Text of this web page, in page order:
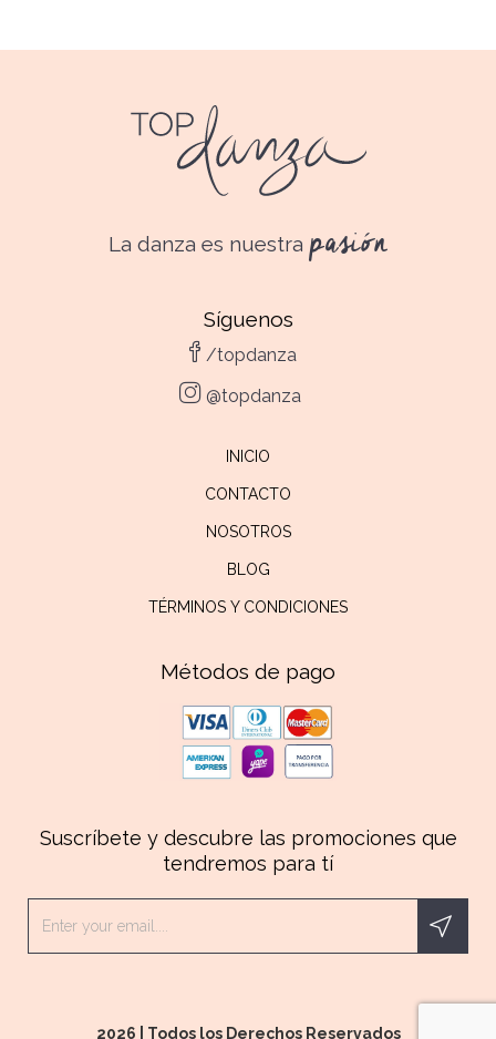
La danza es nuestra pasión
Síguenos
/topdanza
@topdanza
INICIO
CONTACTO
NOSOTROS
BLOG
TÉRMINOS Y CONDICIONES
Métodos de pago
Suscríbete y descubre las promociones que
tendremos para tí
2026 | Todos los Derechos Reservados